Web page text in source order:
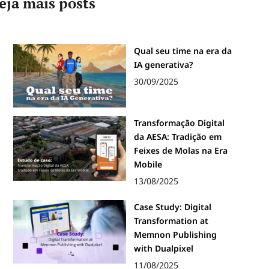
Qual seu time na era da
IA generativa?
30/09/2025
Transformação Digital
da AESA: Tradição em
Feixes de Molas na Era
Mobile
13/08/2025
Case Study: Digital
Transformation at
Memnon Publishing
with Dualpixel
11/08/2025